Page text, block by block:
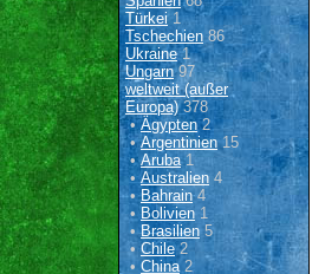
Türkei1
Tschechien 86
Ukraine1
Ungarn97
weltweit (außer
Europa)378
•Ägypten2
•Argentinien15
•Aruba1
•Australien 4
•Bahrain4
• Bolivien 1
•Brasilien 5
•Chile2
• China2